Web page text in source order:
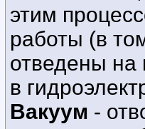
этим
работы (в
отведены на
в
Вакуум -